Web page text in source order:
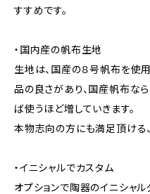
すすめです。
・国内産の帆布生地
生地は、国産の８号帆布を使
品の良さがあり、国産帆布な
ば使うほど増していきます。
本物志向の方にも満足頂ける
・イニシャルでカスタム
オプションで陶器のイニシャル